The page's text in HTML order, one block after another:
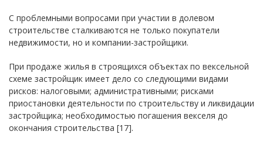
С проблемными вопросами при участии в долевом
строительстве сталкиваются не только покупатели
недвижимости, но и компании-застройщики.
При продаже жилья в строящихся объектах по вексельной
схеме застройщик имеет дело со следующими видами
рисков: налоговыми; административными; рисками
приостановки деятельности по строительству и ликвидации
застройщика; необходимостью погашения векселя до
окончания строительства [17].